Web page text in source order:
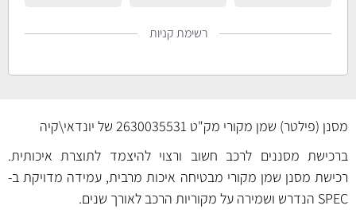
רשימת קניות
מסנן (פילטר) שמן מקורי מק"ט 2630035531 של יונדאי\קיה
ברכישת מסננים לרכב חשוב ורצוי להיצמד לתוצרת איכותית.
רכישת מסנן שמן מקורי מבטיחה איכות מרבית, עמידה מדויקת ב-
SPEC הנדרש ושמירה על מקוריות הרכב לאורך שנים.